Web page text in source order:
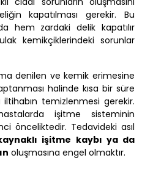
kapatılması gerekir. Bu
hem zardaki delik kapatılır
kemikçiklerindeki sorunlar
denilen ve kemik erimesine
halinde kısa bir süre
temizlenmesi gerekir.
işitme sisteminin
önceliktedir. Tedavideki asıl
işitme kaybı ya da
oluşmasına engel olmaktır.